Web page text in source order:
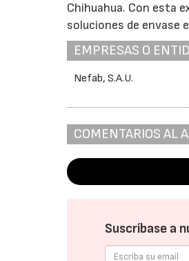
Chihuahua. Con esta
soluciones de envase
EMPRESAS O
Nefab, S.A.U.
COMENTARIOS AL
Suscríbase a